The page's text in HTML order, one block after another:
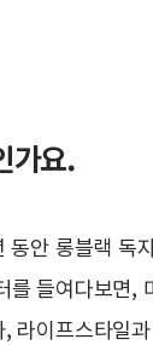
가요.
안 롱블랙 독
들여다보면,
라이프스타일